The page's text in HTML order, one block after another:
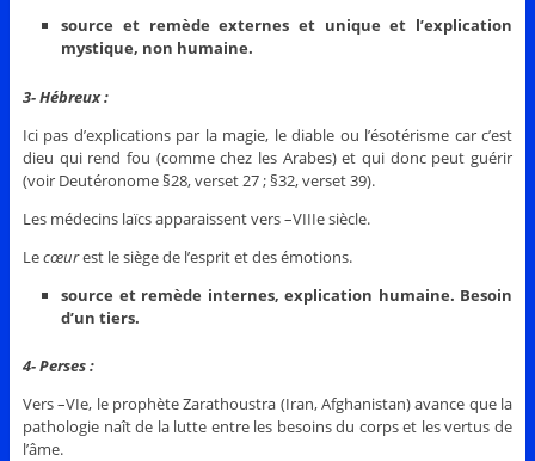
source et remède externes et unique et l’explication
mystique, non humaine.
3- Hébreux :
Ici pas d’explications par la magie, le diable ou l’ésotérisme car c’est
dieu qui rend fou (comme chez les Arabes) et qui donc peut guérir
(voir Deutéronome §28, verset 27 ; §32, verset 39).
Les médecins laïcs apparaissent vers –VIIIe siècle.
Lecœurest le siège de l’esprit et des émotions.
source et remède internes, explication humaine. Besoin
d’un tiers.
4- Perses :
Vers –VIe, le prophète Zarathoustra (Iran, Afghanistan) avance que la
pathologie naît de la lutte entre les besoins du corps et les vertus de
l’âme.